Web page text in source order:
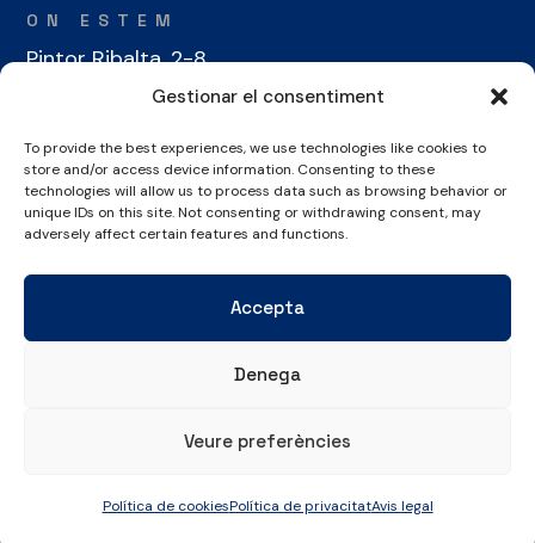
Gestionar el consentiment
To provide the best experiences, we use technologies like cookies to
store and/or access device information. Consenting to these
technologies will allow us to process data such as browsing behavior or
unique IDs on this site. Not consenting or withdrawing consent, may
adversely affect certain features and functions.
Accepta
Denega
Veure preferències
Política de cookiesPolítica de privacitatAvis legal
ON ESTEM
Pintor Ribalta, 2-8
08028 Barcelona
CONTACTE
+34 934 486 350
cel@laieta.cat